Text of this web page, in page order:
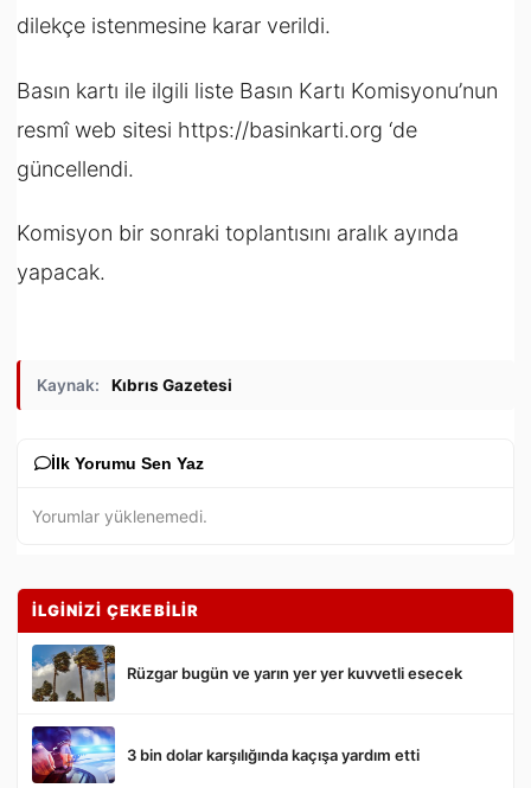
dilekçe istenmesine karar verildi.
Basın kartı ile ilgili liste Basın Kartı Komisyonu’nun
resmî web sitesi https://basinkarti.org ‘de
güncellendi.
Komisyon bir sonraki toplantısını aralık ayında
yapacak.
Kaynak: Kıbrıs Gazetesi
İlk Yorumu Sen Yaz
Gönder
Yorumlar yüklenemedi.
İLGİNİZİ ÇEKEBİLİR
Rüzgar bugün ve yarın yer yer kuvvetli esecek
3 bin dolar karşılığında kaçışa yardım etti